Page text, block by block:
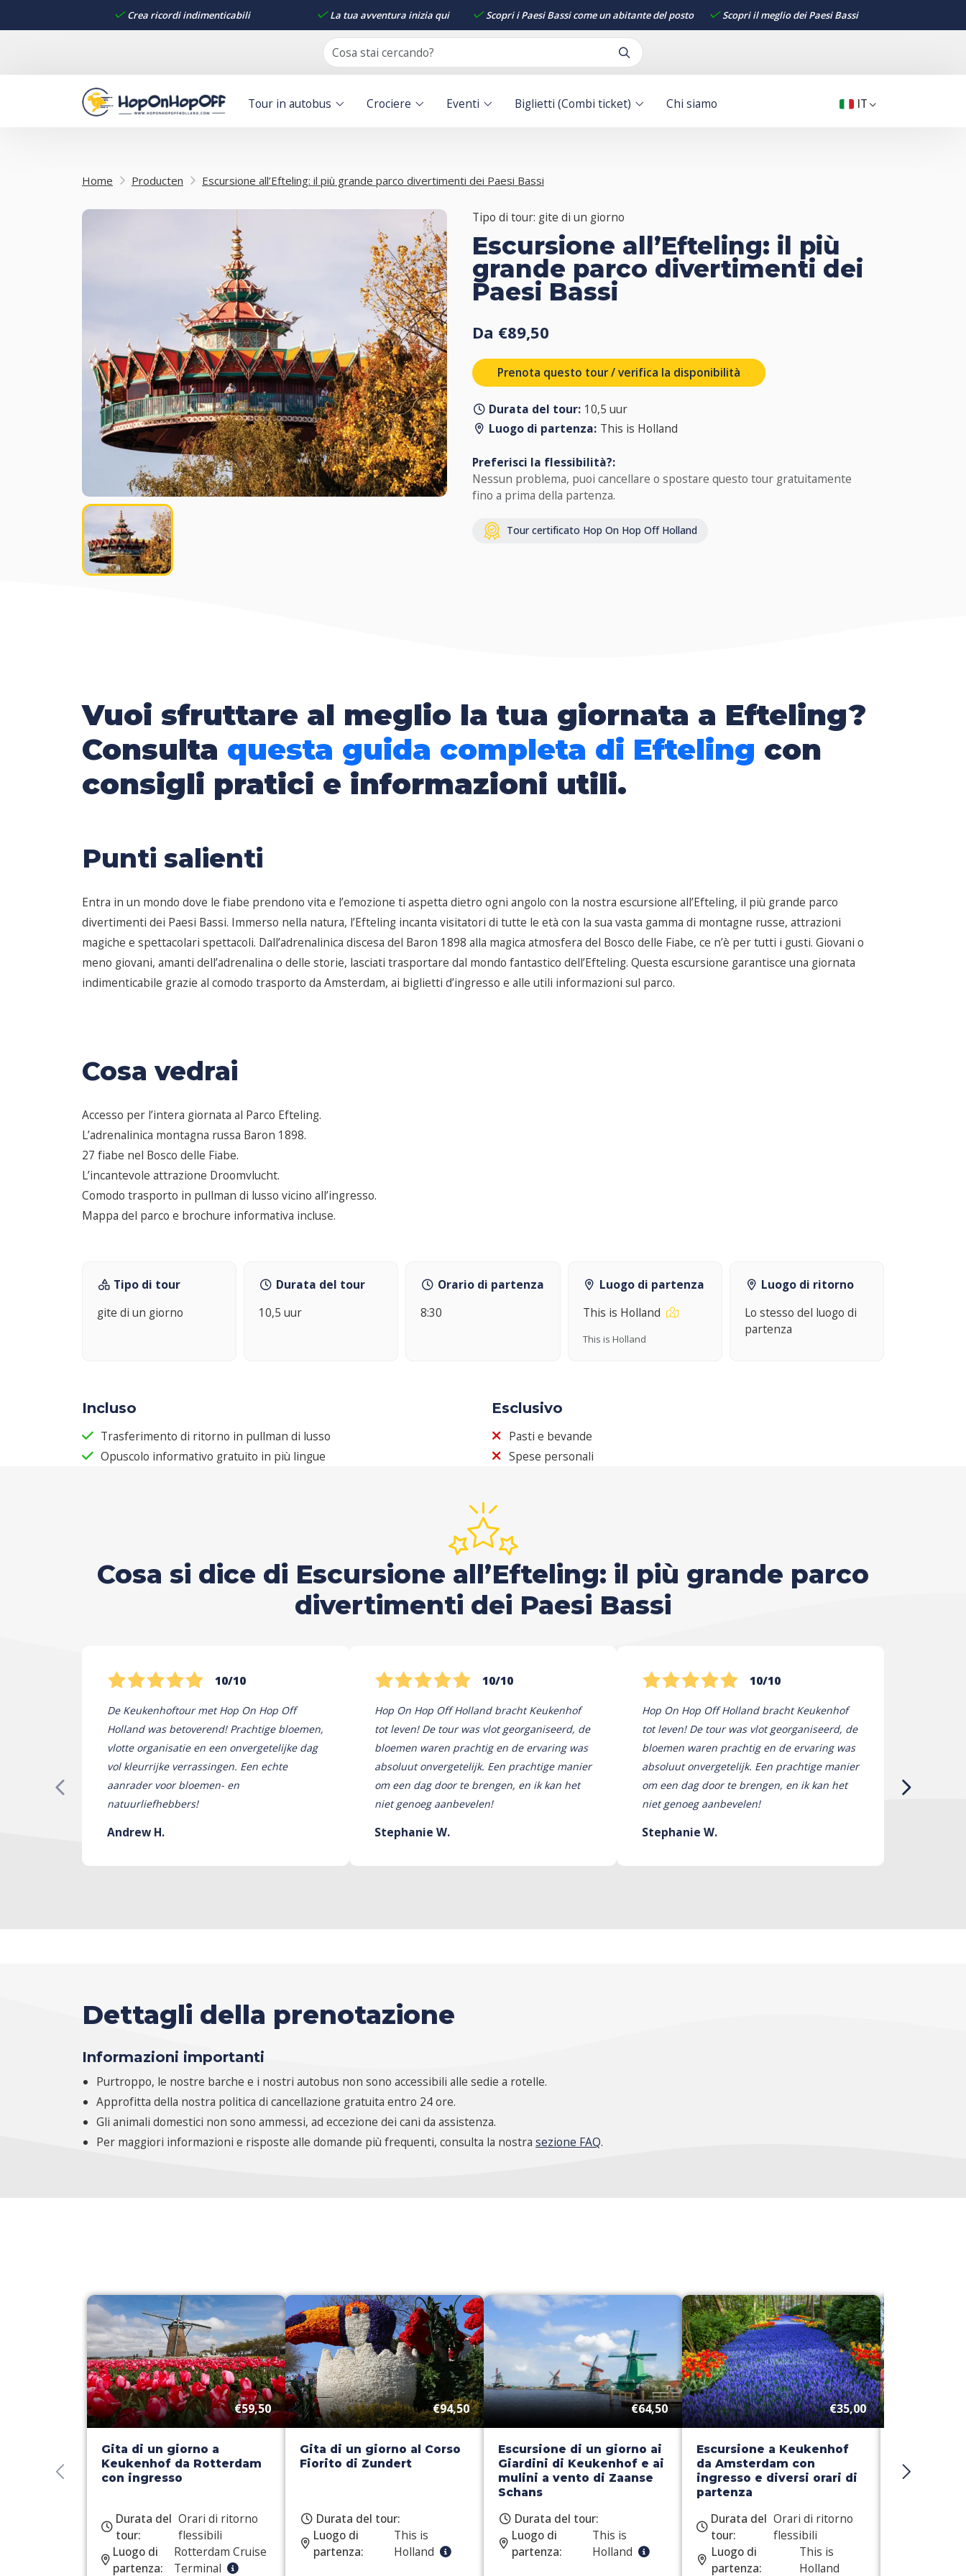
Crea ricordi indimenticabili La tua avventura inizia qui Scopri i Paesi Bassi come un abitante del posto Scopri il meglio dei Paesi Bassi
Tour in autobus Crociere Eventi Biglietti (Combi ticket) Chi siamo IT
Home Producten Escursione all’Efteling: il più grande parco divertimenti dei Paesi Bassi
Tipo di tour: gite di un giorno
Escursione all’Efteling: il più
grande parco divertimenti dei
Paesi Bassi
Da €89,50
Prenota questo tour / verifica la disponibilità
Durata del tour: 10,5 uur
Luogo di partenza: This is Holland
Preferisci la flessibilità?:
Nessun problema, puoi cancellare o spostare questo tour gratuitamente
fino a prima della partenza.
Tour certificato Hop On Hop Off Holland
Vuoi sfruttare al meglio la tua giornata a Efteling?
Consulta questa guida completa di Efteling con
consigli pratici e informazioni utili.
Punti salienti
Entra in un mondo dove le fiabe prendono vita e l’emozione ti aspetta dietro ogni angolo con la nostra escursione all’Efteling, il più grande parco
divertimenti dei Paesi Bassi. Immerso nella natura, l’Efteling incanta visitatori di tutte le età con la sua vasta gamma di montagne russe, attrazioni
magiche e spettacolari spettacoli. Dall’adrenalinica discesa del Baron 1898 alla magica atmosfera del Bosco delle Fiabe, ce n’è per tutti i gusti. Giovani o
meno giovani, amanti dell’adrenalina o delle storie, lasciati trasportare dal mondo fantastico dell’Efteling. Questa escursione garantisce una giornata
indimenticabile grazie al comodo trasporto da Amsterdam, ai biglietti d’ingresso e alle utili informazioni sul parco.
Cosa vedrai
Accesso per l’intera giornata al Parco Efteling.
L’adrenalinica montagna russa Baron 1898.
27 fiabe nel Bosco delle Fiabe.
L’incantevole attrazione Droomvlucht.
Comodo trasporto in pullman di lusso vicino all’ingresso.
Mappa del parco e brochure informativa incluse.
Tipo di tour
gite di un giorno
Durata del tour
10,5 uur
Orario di partenza
8:30
Luogo di partenza
This is Holland
This is Holland
Luogo di ritorno
Lo stesso del luogo di
partenza
Incluso
Trasferimento di ritorno in pullman di lusso
Opuscolo informativo gratuito in più lingue
Esclusivo
Pasti e bevande
Spese personali
Cosa si dice di Escursione all’Efteling: il più grande parco
divertimenti dei Paesi Bassi
10/10
De Keukenhoftour met Hop On Hop Off
Holland was betoverend! Prachtige bloemen,
vlotte organisatie en een onvergetelijke dag
vol kleurrijke verrassingen. Een echte
aanrader voor bloemen- en
natuurliefhebbers!
Andrew H.
10/10
Hop On Hop Off Holland bracht Keukenhof
tot leven! De tour was vlot georganiseerd, de
bloemen waren prachtig en de ervaring was
absoluut onvergetelijk. Een prachtige manier
om een ​​dag door te brengen, en ik kan het
niet genoeg aanbevelen!
Stephanie W.
10/10
Hop On Hop Off Holland bracht Keukenhof
tot leven! De tour was vlot georganiseerd, de
bloemen waren prachtig en de ervaring was
absoluut onvergetelijk. Een prachtige manier
om een ​​dag door te brengen, en ik kan het
niet genoeg aanbevelen!
Stephanie W.
perfetta.
Dettagli della prenotazione
Informazioni importanti
Purtroppo, le nostre barche e i nostri autobus non sono accessibili alle sedie a rotelle.
Approfitta della nostra politica di cancellazione gratuita entro 24 ore.
Gli animali domestici non sono ammessi, ad eccezione dei cani da assistenza.
Per maggiori informazioni e risposte alle domande più frequenti, consulta la nostra sezione FAQ.
€59,50
Gita di un giorno a
Keukenhof da Rotterdam
con ingresso
Durata del
tour:
Orari di ritorno
flessibili
Luogo di
partenza:
Rotterdam Cruise
Terminal
€94,50
Gita di un giorno al Corso
Fiorito di Zundert
Durata del tour:
Luogo di
partenza:
This is
Holland
€64,50
Escursione di un giorno ai
Giardini di Keukenhof e ai
mulini a vento di Zaanse
Schans
Durata del tour:
Luogo di
partenza:
This is
Holland
€35,00
Escursione a Keukenhof
da Amsterdam con
ingresso e diversi orari di
partenza
Durata del
tour:
Orari di ritorno
flessibili
Luogo di
partenza:
This is
Holland
Crociera
Vento